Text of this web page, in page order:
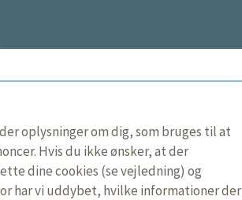
oplysninger om dig, som bruges til at
Hvis du ikke ønsker, at der
dine cookies (se vejledning) og
har vi uddybet, hvilke informationer der